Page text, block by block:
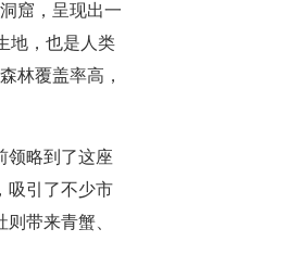
窟，呈现出一
地，也是人类
林覆盖率高，
领略到了这座
吸引了不少市
带来青蟹、